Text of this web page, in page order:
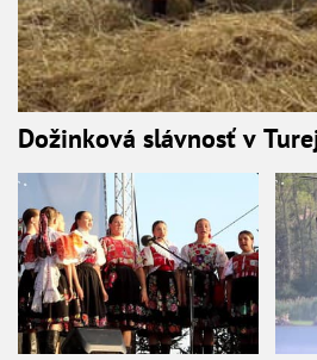
Dožinková slávnosť v